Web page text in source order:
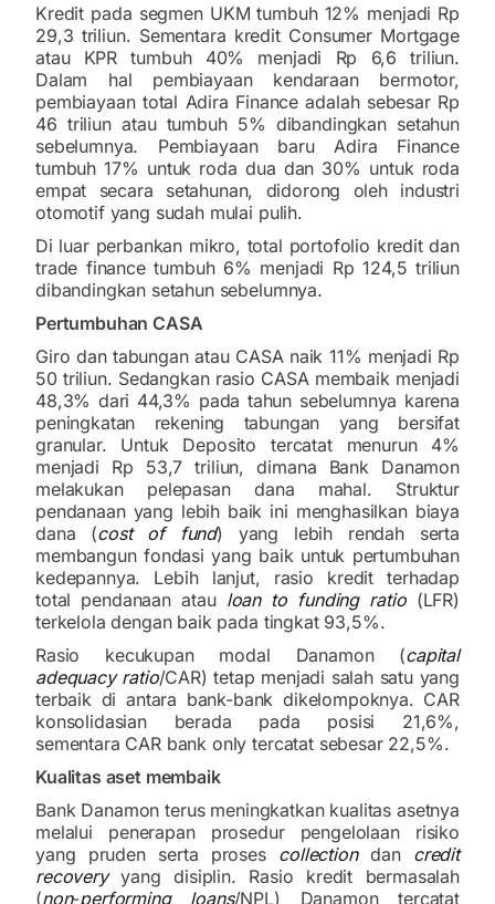
Kredit pada segmen UKM tumbuh 12% menjadi Rp
29,3 triliun. Sementara kredit Consumer Mortgage
atau KPR tumbuh 40% menjadi Rp 6,6 triliun.
Dalam hal pembiayaan kendaraan bermotor,
pembiayaan total Adira Finance adalah sebesar Rp
46 triliun atau tumbuh 5% dibandingkan setahun
sebelumnya. Pembiayaan baru Adira Finance
tumbuh 17% untuk roda dua dan 30% untuk roda
empat secara setahunan, didorong oleh industri
otomotif yang sudah mulai pulih.
Di luar perbankan mikro, total portofolio kredit dan
trade finance tumbuh 6% menjadi Rp 124,5 triliun
dibandingkan setahun sebelumnya.
Pertumbuhan CASA
Giro dan tabungan atau CASA naik 11% menjadi Rp
50 triliun. Sedangkan rasio CASA membaik menjadi
48,3% dari 44,3% pada tahun sebelumnya karena
peningkatan rekening tabungan yang bersifat
granular. Untuk Deposito tercatat menurun 4%
menjadi Rp 53,7 triliun, dimana Bank Danamon
melakukan pelepasan dana mahal. Struktur
pendanaan yang lebih baik ini menghasilkan biaya
dana (cost of fund) yang lebih rendah serta
membangun fondasi yang baik untuk pertumbuhan
kedepannya. Lebih lanjut, rasio kredit terhadap
total pendanaan atau loan to funding ratio(LFR)
terkelola dengan baik pada tingkat 93,5%.
Rasio kecukupan modal Danamon (capital
adequacy ratio/CAR) tetap menjadi salah satu yang
terbaik di antara bank-bank dikelompoknya. CAR
konsolidasian berada pada posisi 21,6%,
sementara CAR bank only tercatat sebesar 22,5%.
Kualitas aset membaik
Bank Danamon terus meningkatkan kualitas asetnya
melalui penerapan prosedur pengelolaan risiko
yang pruden serta proses collectiondan credit
recoveryyang disiplin. Rasio kredit bermasalah
(non-performing loans/NPL) Danamon tercatat